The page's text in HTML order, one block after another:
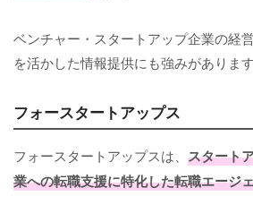
ベンチャー・スタートアップ企業の経
を活かした情報提供にも強みがあります
フォースタートアップス
フォースタートアップスは、 スタート
業への転職支援に特化した転職エージ